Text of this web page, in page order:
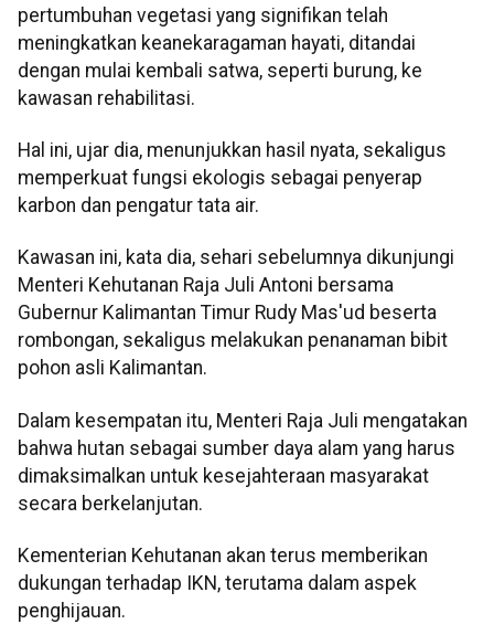
pertumbuhan vegetasi yang signifikan telah
meningkatkan keanekaragaman hayati, ditandai
dengan mulai kembali satwa, seperti burung, ke
kawasan rehabilitasi.
Hal ini, ujar dia, menunjukkan hasil nyata, sekaligus
memperkuat fungsi ekologis sebagai penyerap
karbon dan pengatur tata air.
Kawasan ini, kata dia, sehari sebelumnya dikunjungi
Menteri Kehutanan Raja Juli Antoni bersama
Gubernur Kalimantan Timur Rudy Mas'ud beserta
rombongan, sekaligus melakukan penanaman bibit
pohon asli Kalimantan.
Dalam kesempatan itu, Menteri Raja Juli mengatakan
bahwa hutan sebagai sumber daya alam yang harus
dimaksimalkan untuk kesejahteraan masyarakat
secara berkelanjutan.
Kementerian Kehutanan akan terus memberikan
dukungan terhadap IKN, terutama dalam aspek
penghijauan.